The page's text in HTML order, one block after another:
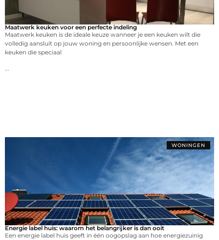
Maatwerk keuken voor een perfecte indeling
Maatwerk keuken is de ideale keuze wanneer je een keuken wilt die
volledig aansluit op jouw woning en persoonlijke wensen. Met een
keuken die speciaal
WONINGEN
Energie label huis: waarom het belangrijker is dan ooit
Een energie label huis geeft in één oogopslag aan hoe energiezuinig